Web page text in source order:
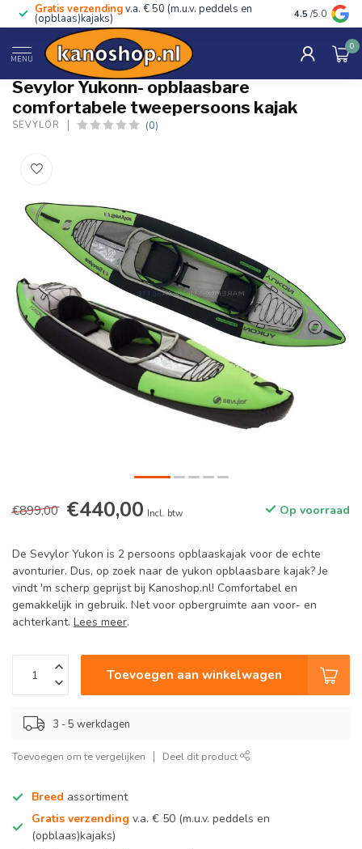
Gratis verzendingv.a. € 50 (m.u.v. peddels en
(opblaas)kajaks) Advies van
4.5 /5.0
MENU
0
Home / Yukonn- opblaasbare comfortabele tweepersoons kajak
Sevylor Yukonn- opblaasbare
comfortabele tweepersoons kajak
SEVYLOR (0)
€899,00 €440,00 Incl. btw Op voorraad
De Sevylor Yukon is 2 persoons opblaaskajak voor de echte
avonturier. Dus, op zoek naar de yukon opblaasbare kajak? Je
vindt 'm scherp geprijst bij Kanoshop.nl! Comfortabel en
gemakkelijk in gebruik. Net voor opbergruimte aan voor- en
achterkant. Lees meer.
Toevoegen aan winkelwagen
3 - 5 werkdagen
Toevoegen om te vergelijken Deel dit product
Breed assortiment
Gratis verzending v.a. € 50 (m.u.v. peddels en
(opblaas)kajaks)